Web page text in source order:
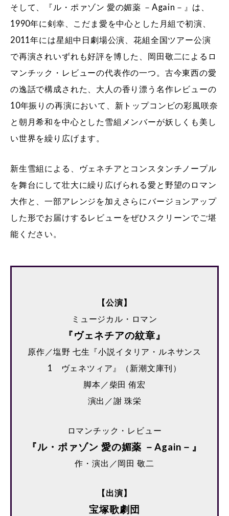
そして、『ル・ポァゾン 愛の媚薬 －Again－』は、
1990年に剣幸、こだま愛を中心とした月組で初演、
2011年には星組中日劇場公演、花組全国ツアー公演
で再演されいずれも好評を博した、岡田敬二によるロ
マンチック・レビューの代表作の一つ。古今東西の愛
の逸話で構成された、大人の香り漂う名作レビューの
10年振りの再演において、新トップコンビの彩風咲奈
と朝月希和を中心とした雪組メンバーが妖しくも美し
い世界を繰り広げます。
新生雪組による、ヴェネチアとコンスタンチノープル
を舞台にして壮大に繰り広げられる愛と野望のロマン
大作と、一部アレンジを加えさらにバージョンアップ
した形でお届けするレビューをぜひスクリーンでご堪
能ください。
【公演】
ミュージカル・ロマン
『ヴェネチアの紋章』
原作／塩野 七生『小説イタリア・ルネサンス
1 ヴェネツィア』（新潮文庫刊）
脚本／柴田 侑宏
演出／謝 珠栄
ロマンチック・レビュー
『ル・ポァゾン 愛の媚薬 －Again－』
作・演出／岡田 敬二
【出演】
宝塚歌劇団